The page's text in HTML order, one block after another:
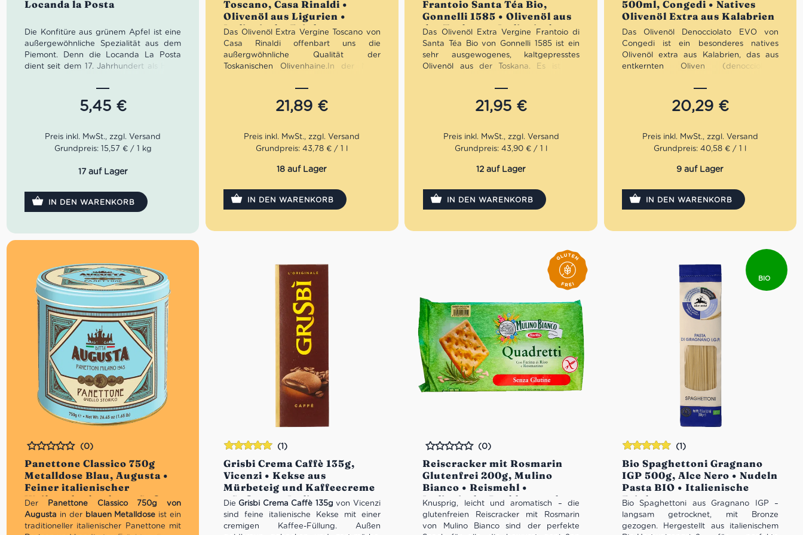
Locanda la Posta
Die Konfitüre aus grünem Apfel ist eine
außergewöhnliche Spezialität aus dem
Piemont. Denn die Locanda La Posta
dient seit dem 17. Jahrhundert als Hotel
Durchreisende. Seit vielen Generationen
verwöhnt die Familie Genovesio ihre
Gäste mit vorzüglichen Speisen und
Regeln der Kunst. Damit die reisenden
Gäste genügend Proviant mit adäquater
Genovesio ihre Leckereien in Gläser zu
5,45 €
von 5
Grundpreis: 15,57 € / 1 kg
17 auf Lager
IN DEN WARENKORB
Toscano, Casa Rinaldi •
Olivenöl aus Ligurien •
Italienische Feinkost
Das Olivenöl Extra Vergine Toscano von
Casa Rinaldi offenbart uns die
außergwöhnliche Qualität der
Toskanischen Olivenhaine.In der Nase
Noten, am Gaumen pikant mit
markanten Bitterstoffen. Wir empfehlen
zu dem Olivenöl Extra Vergine Toscano
Tomaten, Salz und Pfeffer.
nativen Olivenölen Extra 12% Rabatt pro
21,89 €
Grundpreis: 43,78 € / 1 l
18 auf Lager
IN DEN WARENKORB
Frantoio Santa Téa Bio,
Gonnelli 1585 • Olivenöl aus
der Toskana • Italienische
Feinkost
Das Olivenöl Extra Vergine Frantoio di
Santa Téa Bio von Gonnelli 1585 ist ein
sehr ausgewogenes, kaltgepresstes
Olivenöl aus der Toskana. Es ist der
gewidmet. Seit 1426 ist sie in der ganzen
Toskana bekannt. Unser Olivenöl Extra
Vergine Frantoio di Santa Téa von
Kräuternoten sowie einem fruchtigen,
pikanten Geschmack.
Mengenrabatt: erhalte beim Kauf von 3
Artikel
21,95 €
Grundpreis: 43,90 € / 1 l
12 auf Lager
IN DEN WARENKORB
500ml, Congedi • Natives
Olivenöl Extra aus Kalabrien
Das Olivenöl Denocciolato EVO von
Congedi ist ein besonderes natives
Olivenöl extra aus Kalabrien, das aus
entkernten Oliven (denocciolate)
der Olivenkerne vor der Pressung
entsteht ein besonders mildes,
aromatisch reines Olivenöl mit eleganten
Olivenöl aus Süditalien – perfekt für
mediterrane Küche, Salate und feine
20,29 €
Grundpreis: 40,58 € / 1 l
9 auf Lager
IN DEN WARENKORB
Panettone Classico 750g
Metalldose Blau, Augusta •
Feiner italienischer
Weihnachtskuchen • Süßes
aus Italien
Bewertet
(0)
DerPanettone Classico 750g von
Augusta in der blauen Metalldose ist ein
traditioneller italienischer Panettone mit
Grisbi Crema Caffè 135g,
Vicenzi • Kekse aus
Mürbeteig und Kaffeecreme
• Süßes aus Italien
(1)
Die Grisbi Crema Caffè 135g von Vicenzi
sind feine italienische Kekse mit einer
cremigen Kaffee-Füllung. Außen
Bewertet
mit5.00 von
5
Reiscracker mit Rosmarin
Glutenfrei 200g, Mulino
Bianco • Reismehl •
Italienische Backkunst ohne
Gluten
Bewertet
(0)
Knusprig, leicht und aromatisch – die
glutenfreien Reiscracker mit Rosmarin
von Mulino Bianco sind der perfekte
BIO
Bio Spaghettoni Gragnano
IGP 500g, Alce Nero • Nudeln
Pasta BIO • Italienische
Feinkost
(1)
Bio Spaghettoni aus Gragnano IGP –
langsam getrocknet, mit Bronze
gezogen. Hergestellt aus italienischem
Bewertet
mit5.00von
5